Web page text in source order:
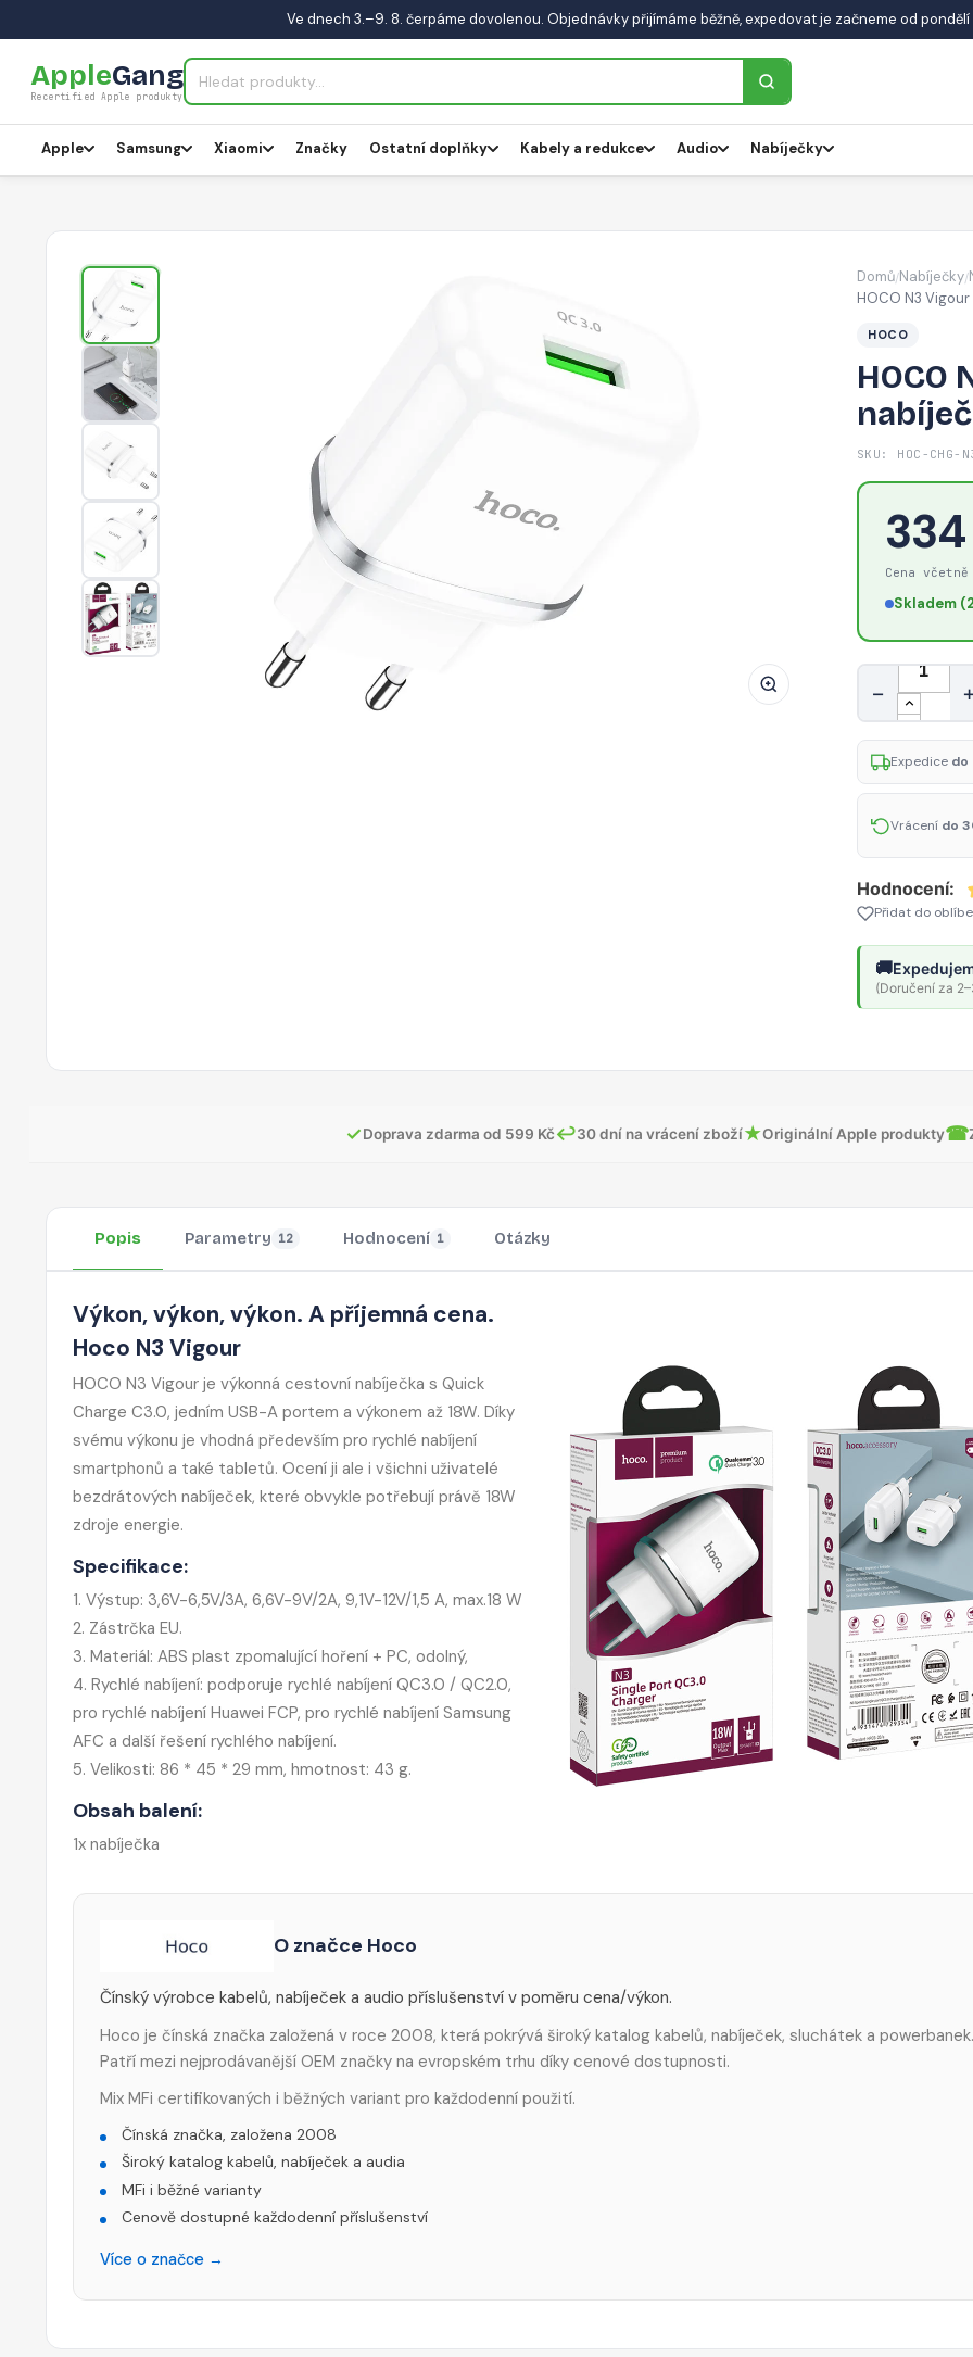
Ve dnech 3.–9. 8. čerpáme dovolenou. Objednávky přijímáme běžně, expedovat je začneme od pondělí
AppleGang
Recertified Apple produkty
Apple Samsung Xiaomi Značky Ostatní doplňky Kabely a redukce Audio Nabíječky
HOCO
Domů/Nabíječky/
HOCO N3
HOCO
HOCO
SKU: HOC-CHG-
Cena
Skladem
Množství
−
Expedice do
Vrácení do
Hodnocení:
Přidat do
🚚
(Doručení za
✓Doprava zdarma od 599 Kč↩30 dní na vrácení zboží★Originální Apple produkty☎
Popis Parametry 12 Hodnocení 1 Otázky
Výkon, výkon, výkon. A příjemná cena.
Hoco N3 Vigour
HOCO N3 Vigour je výkonná cestovní nabíječka s Quick
Charge C3.0, jedním USB-A portem a výkonem až 18W. Díky
svému výkonu je vhodná především pro rychlé nabíjení
smartphonů a také tabletů. Ocení ji ale i všichni uživatelé
bezdrátových nabíječek, které obvykle potřebují právě 18W
zdroje energie.
Specifikace:
1. Výstup: 3,6V-6,5V/3A, 6,6V-9V/2A, 9,1V-12V/1,5 A, max.18 W
2. Zástrčka EU.
3. Materiál: ABS plast zpomalující hoření + PC, odolný,
4. Rychlé nabíjení: podporuje rychlé nabíjení QC3.0 / QC2.0,
pro rychlé nabíjení Huawei FCP, pro rychlé nabíjení Samsung
AFC a další řešení rychlého nabíjení.
5. Velikosti: 86 * 45 * 29 mm, hmotnost: 43 g.
Obsah balení:
1x nabíječka
O značce Hoco
Čínský výrobce kabelů, nabíječek a audio příslušenství v poměru cena/výkon.
Hoco je čínská značka založená v roce 2008, která pokrývá široký katalog kabelů, nabíječek, sluchátek a powerbanek.
Patří mezi nejprodávanější OEM značky na evropském trhu díky cenové dostupnosti.
Mix MFi certifikovaných i běžných variant pro každodenní použití.
Čínská značka, založena 2008
Široký katalog kabelů, nabíječek a audia
MFi i běžné varianty
Cenově dostupné každodenní příslušenství
Více o značce →